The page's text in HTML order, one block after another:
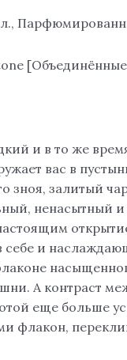
и в то же
вас в
зноя, залитый
ненасытный
себе и
А контраст
еще больше
флакон,